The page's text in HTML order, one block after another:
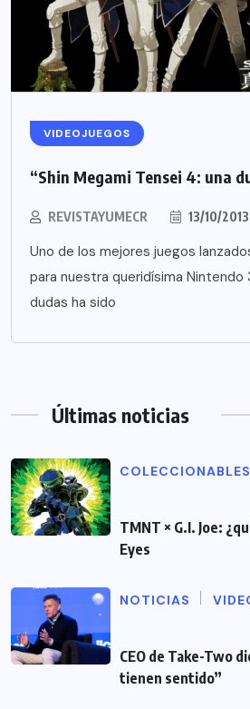
VIDEOJUEGOS
“Shin Megami Tensei 4: una
REVISTAYUMECR 13/10/2013
Uno de los mejores juegos
para nuestra queridísima Nintendo
dudas ha sido
Últimas noticias
COLECCIONABLES
TMNT × G.I. Joe:
Eyes
NOTICIAS
CEO de Take-Two
tienen sentido”